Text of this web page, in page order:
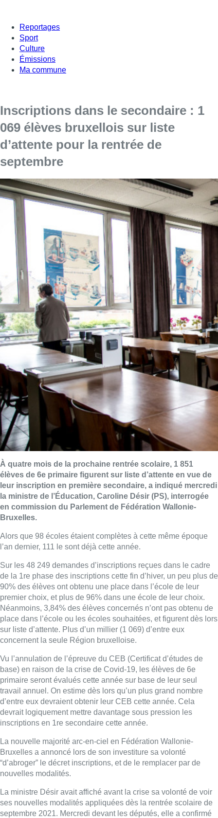
Reportages
Sport
Culture
Émissions
Ma commune
Inscriptions dans le secondaire : 1
069 élèves bruxellois sur liste
d’attente pour la rentrée de
septembre
À quatre mois de la prochaine rentrée scolaire, 1 851
élèves de 6e primaire figurent sur liste d’attente en vue de
leur inscription en première secondaire, a indiqué mercredi
la ministre de l’Éducation, Caroline Désir (PS), interrogée
en commission du Parlement de Fédération Wallonie-
Bruxelles.
Alors que 98 écoles étaient complètes à cette même époque
l’an dernier, 111 le sont déjà cette année.
Sur les 48 249 demandes d’inscriptions reçues dans le cadre
de la 1re phase des inscriptions cette fin d’hiver, un peu plus de
90% des élèves ont obtenu une place dans l’école de leur
premier choix, et plus de 96% dans une école de leur choix.
Néanmoins, 3,84% des élèves concernés n’ont pas obtenu de
place dans l’école ou les écoles souhaitées, et figurent dès lors
sur liste d’attente. Plus d’un millier (1 069) d’entre eux
concernent la seule Région bruxelloise.
Vu l’annulation de l’épreuve du CEB (Certificat d’études de
base) en raison de la crise de Covid-19, les élèves de 6e
primaire seront évalués cette année sur base de leur seul
travail annuel. On estime dès lors qu’un plus grand nombre
d’entre eux devraient obtenir leur CEB cette année. Cela
devrait logiquement mettre davantage sous pression les
inscriptions en 1re secondaire cette année.
La nouvelle majorité arc-en-ciel en Fédération Wallonie-
Bruxelles a annoncé lors de son investiture sa volonté
“d’abroger” le décret inscriptions, et de le remplacer par de
nouvelles modalités.
La ministre Désir avait affiché avant la crise sa volonté de voir
ses nouvelles modalités appliquées dès la rentrée scolaire de
septembre 2021. Mercredi devant les députés, elle a confirmé